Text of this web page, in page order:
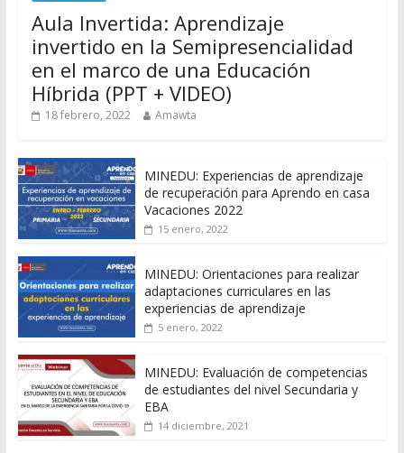
Aula Invertida: Aprendizaje
invertido en la Semipresencialidad
en el marco de una Educación
Híbrida (PPT + VIDEO)
18 febrero, 2022 Amawta
MINEDU: Experiencias de aprendizaje
de recuperación para Aprendo en casa
Vacaciones 2022
15 enero, 2022
MINEDU: Orientaciones para realizar
adaptaciones curriculares en las
experiencias de aprendizaje
5 enero, 2022
MINEDU: Evaluación de competencias
de estudiantes del nivel Secundaria y
EBA
14 diciembre, 2021